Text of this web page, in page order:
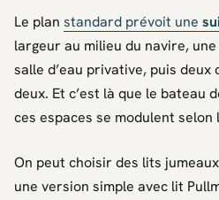
Le plan standard prévoit une
largeur au milieu du navire,
salle d’eau privative, puis
deux. Et c’est là que le bateau
ces espaces se modulent selon
On peut choisir des lits
une version simple avec lit